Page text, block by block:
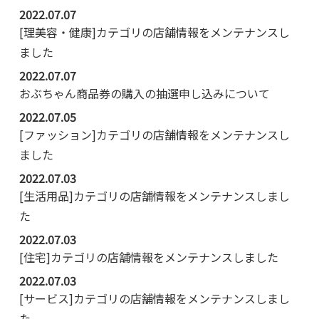
2022.07.07
[理美容・健康]カテゴリの店舗情報をメンテナンスし
ました
2022.07.07
おぶちゃん商品券の購入の抽選申し込みについて
2022.07.05
[ファッション]カテゴリの店舗情報をメンテナンスし
ました
2022.07.03
[生活用品]カテゴリの店舗情報をメンテナンスしまし
た
2022.07.03
[住宅]カテゴリの店舗情報をメンテナンスしました
2022.07.03
[サービス]カテゴリの店舗情報をメンテナンスしまし